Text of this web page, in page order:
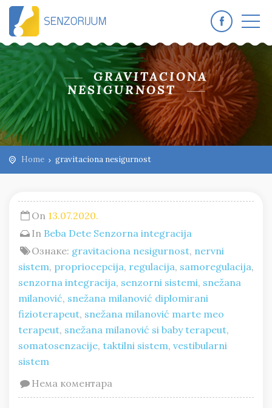
GRAVITACIONA
NESIGURNOST
Home gravitaciona nesigurnost
On 13.07.2020.
In Beba Dete Senzorna integracija
Ознаке: gravitaciona nesigurnost, nervni
sistem, propriocepcija, regulacija, samoregulacija,
senzorna integracija, senzorni sistemi, snežana
milanović, snežana milanović diplomirani
fizioterapeut, snežana milanović marte meo
terapeut, snežana milanović si baby terapeut,
somatosenzacije, taktilni sistem, vestibularni
sistem
Нема коментара